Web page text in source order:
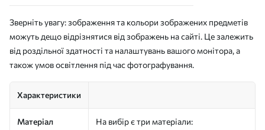
Зверніть увагу: зображення та кольори зображених предметів
можуть дещо відрізнятися від зображень на сайті. Це залежить
від роздільної здатності та налаштувань вашого монітора, а
також умов освітлення під час фотографування.
Характеристики
Матеріал
На вибір є три матеріали: